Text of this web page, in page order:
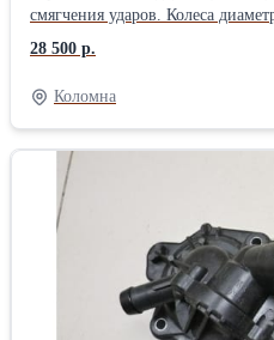
смягчения ударов. Колеса
отличную проходимость,
дорогах с любым покрытием.
мужчин и женщин. Размеры
для роста райдера от 160 до 190
хардтейл (hardtail) раму для
Спортивная геометрия рамы
безопасность во время катания.
оборудование от Shimano
надежность. Простое
подходит для различных видов
приключения, путешествия и
модель для фитнеса и кросс-
высокой производительностью,
28 500 р.
Коломна